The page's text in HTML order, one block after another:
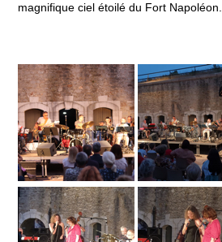
magnifique ciel étoilé du Fort Napoléon.